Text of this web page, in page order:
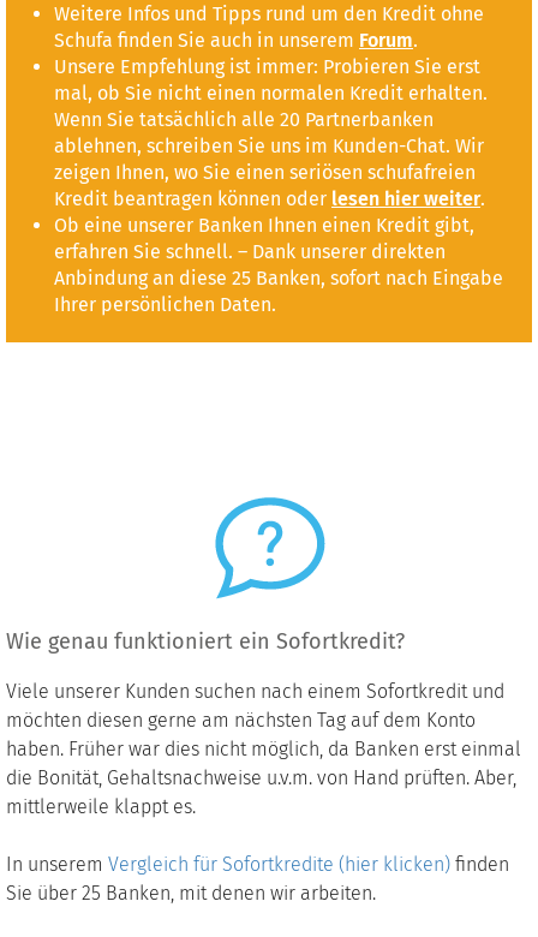
Weitere Infos und Tipps rund um den Kredit ohne
Schufa finden Sie auch in unserem Forum.
Unsere Empfehlung ist immer: Probieren Sie erst
mal, ob Sie nicht einen normalen Kredit erhalten.
Wenn Sie tatsächlich alle 20 Partnerbanken
ablehnen, schreiben Sie uns im Kunden-Chat. Wir
zeigen Ihnen, wo Sie einen seriösen schufafreien
Kredit beantragen können oder lesen hier weiter.
Ob eine unserer Banken Ihnen einen Kredit gibt,
erfahren Sie schnell. – Dank unserer direkten
Anbindung an diese 25 Banken, sofort nach Eingabe
Ihrer persönlichen Daten.
Wie genau funktioniert ein Sofortkredit?
Viele unserer Kunden suchen nach einem Sofortkredit und
möchten diesen gerne am nächsten Tag auf dem Konto
haben. Früher war dies nicht möglich, da Banken erst einmal
die Bonität, Gehaltsnachweise u.v.m. von Hand prüften. Aber,
mittlerweile klappt es.
In unserem Vergleich für Sofortkredite (hier klicken) finden
Sie über 25 Banken, mit denen wir arbeiten.